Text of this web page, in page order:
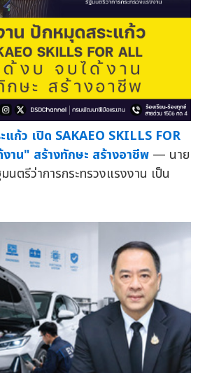
ก้ว เปิด SAKAEO SKILLS FOR
าน" สร้างทักษะ สร้างอาชีพ — นาย
ตรีว่าการกระทรวงแรงงาน เป็น